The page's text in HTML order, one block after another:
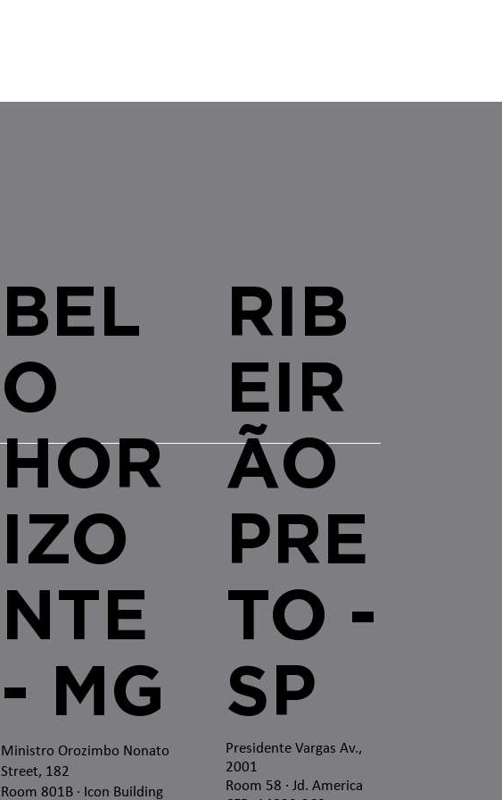
BEL
O
HOR
IZO
NTE
- MG
Ministro Orozimbo Nonato
Street, 182
Room 801B · Icon Building
Presidente Vargas Av.,
2001
Room 58 · Jd. America
RIB
EIR
ÃO
PRE
TO -
SP